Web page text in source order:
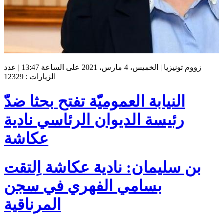
زووم تونيزيا | الخميس، 4 مارس، 2021 على الساعة 13:47 | عدد
الزيارات : 12329
النيابة العموميّة تفتح بحثا ضدّ
رئيسة الديوان الرئاسي نادية
عكاشة
بن سليمان: نادية عكاشة اِلتقت
بسامي الفهري في سجن
المرناقية